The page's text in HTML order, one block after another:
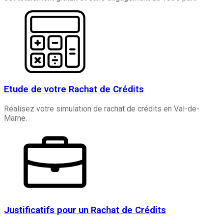
Etude de votre Rachat de Crédits
Réalisez votre simulation de rachat de crédits en Val-de-
Marne.
Justificatifs pour un Rachat de Crédits